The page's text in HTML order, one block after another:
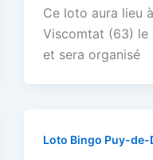
Ce loto aura lieu
Viscomtat (63) le
et sera organisé
Loto Bingo Puy-de-